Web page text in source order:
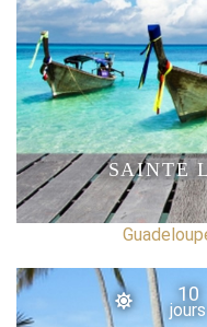
SAINTE
10
jours